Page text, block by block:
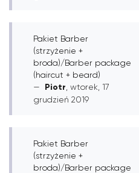
Pakiet Barber
(strzyżenie +
broda)/Barber package
(haircut + beard)
Piotr , wtorek, 17
grudzień 2019
Pakiet Barber
(strzyżenie +
broda)/Barber package